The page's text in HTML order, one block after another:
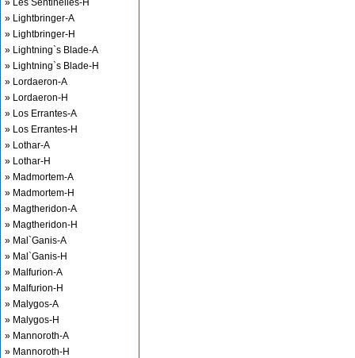
» Les Sentinelles-H
» Lightbringer-A
» Lightbringer-H
» Lightning`s Blade-A
» Lightning`s Blade-H
» Lordaeron-A
» Lordaeron-H
» Los Errantes-A
» Los Errantes-H
» Lothar-A
» Lothar-H
» Madmortem-A
» Madmortem-H
» Magtheridon-A
» Magtheridon-H
» Mal`Ganis-A
» Mal`Ganis-H
» Malfurion-A
» Malfurion-H
» Malygos-A
» Malygos-H
» Mannoroth-A
» Mannoroth-H